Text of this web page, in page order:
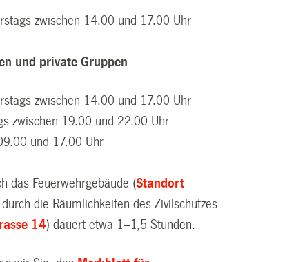
zwischen 14.00 und 17.00 Uhr
und private Gruppen
zwischen 14.00 und 17.00 Uhr
zwischen 19.00 und 22.00 Uhr
und 17.00 Uhr
das Feuerwehrgebäude (Standort
die Räumlichkeiten des Zivilschutzes
14) dauert etwa 1–1,5 Stunden.